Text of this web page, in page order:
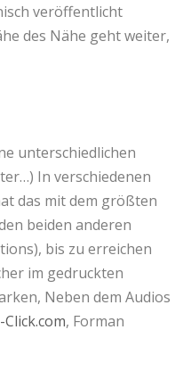
veröffentlicht
des Nähe geht weiter,
unterschiedlichen
In verschiedenen
das mit dem größten
beiden anderen
bis zu erreichen
im gedruckten
Neben dem Audios
, Forman